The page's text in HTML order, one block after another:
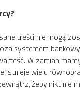
treści nie mogą
systemem
W zamian
wielu
żeby nikt nie